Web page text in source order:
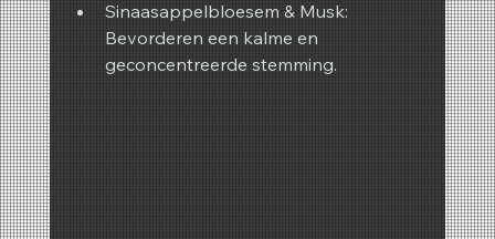
Sinaasappelbloesem & Musk:
Bevorderen een kalme en
geconcentreerde stemming.